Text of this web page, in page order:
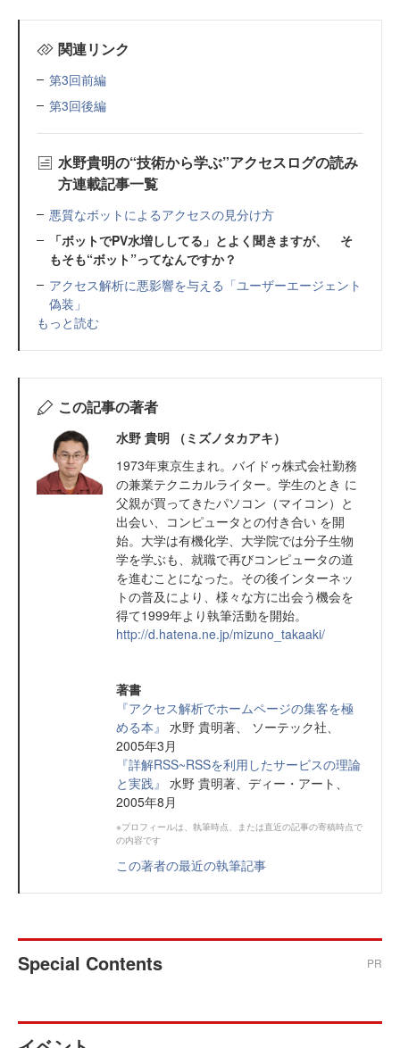
関連リンク
第3回前編
第3回後編
水野貴明の“技術から学ぶ”アクセスログの読み
方連載記事一覧
悪質なボットによるアクセスの見分け方
「ボットでPV水増ししてる」とよく聞きますが、 そ
もそも“ボット”ってなんですか？
アクセス解析に悪影響を与える「ユーザーエージェント
偽装」
もっと読む
この記事の著者
水野 貴明 （ミズノタカアキ）
1973年東京生まれ。バイドゥ株式会社勤務
の兼業テクニカルライター。学生のとき に
父親が買ってきたパソコン（マイコン）と
出会い、コンピュータとの付き合い を開
始。大学は有機化学、大学院では分子生物
学を学ぶも、就職で再びコンピュータの道
を進むことになった。その後インターネッ
トの普及により、様々な方に出会う機会を
得て1999年より執筆活動を開始。
http://d.hatena.ne.jp/mizuno_takaaki/
著書
『アクセス解析でホームページの集客を極
める本』 水野 貴明著、 ソーテック社、
2005年3月
『詳解RSS~RSSを利用したサービスの理論
と実践』 水野 貴明著、ディー・アート、
2005年8月
※プロフィールは、執筆時点、または直近の記事の寄稿時点で
の内容です
この著者の最近の執筆記事
Special Contents PR